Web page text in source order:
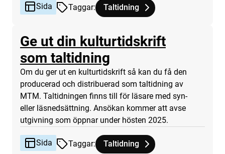
Sida Taggar: Tagg
Taltidning
tillhör
Taltidningar
Ge ut din kulturtidskrift
som taltidning
Om du ger ut en kulturtidskrift så kan du få den
producerad och distribuerad som taltidning av
MTM. Taltidningen finns till för läsare med syn-
eller läsnedsättning. Ansökan kommer att avse
utgivning som öppnar under hösten 2025.
Sida Taggar: Tagg
Taltidning
tillhör
Ge ut din kulturtidskrift som